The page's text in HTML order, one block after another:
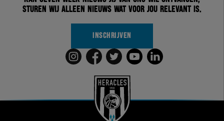
sturen wij alleen nieuws wat voor jou relevant is.
INSCHRIJVEN